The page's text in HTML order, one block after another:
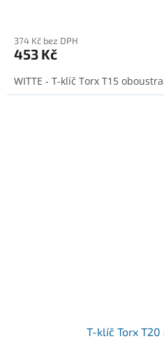
374 Kč bez DPH
453 Kč
WITTE - T-klíč Torx T15
T-klíč Torx